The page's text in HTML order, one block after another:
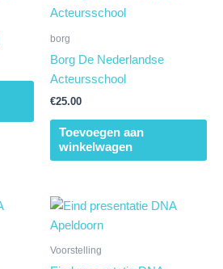
borg
Borg De Nederlandse
Acteursschool
€25.00
Toevoegen aan
winkelwagen
Voorstelling